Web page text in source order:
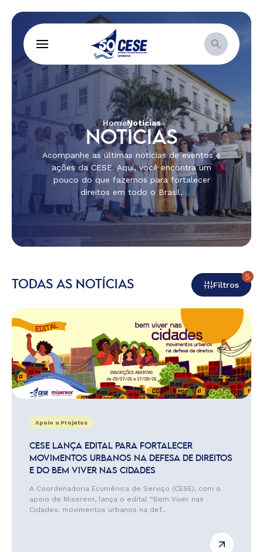
HomeNotícias
NOTÍCIAS
Acompanhe as últimas notícias de eventos e
ações da CESE. Aqui, você encontra um
pouco do que fazemos para fortalecer
direitos em todo o Brasil.
TODAS AS NOTÍCIAS Filtros
5
Apoio a Projetos
CESE LANÇA EDITAL PARA FORTALECER
MOVIMENTOS URBANOS NA DEFESA DE DIREITOS
E DO BEM VIVER NAS CIDADES
A Coordenadoria Ecumênica de Serviço (CESE), com o
apoio de Misereor, lança o edital “Bem Viver nas
Cidades: movimentos urbanos na def...